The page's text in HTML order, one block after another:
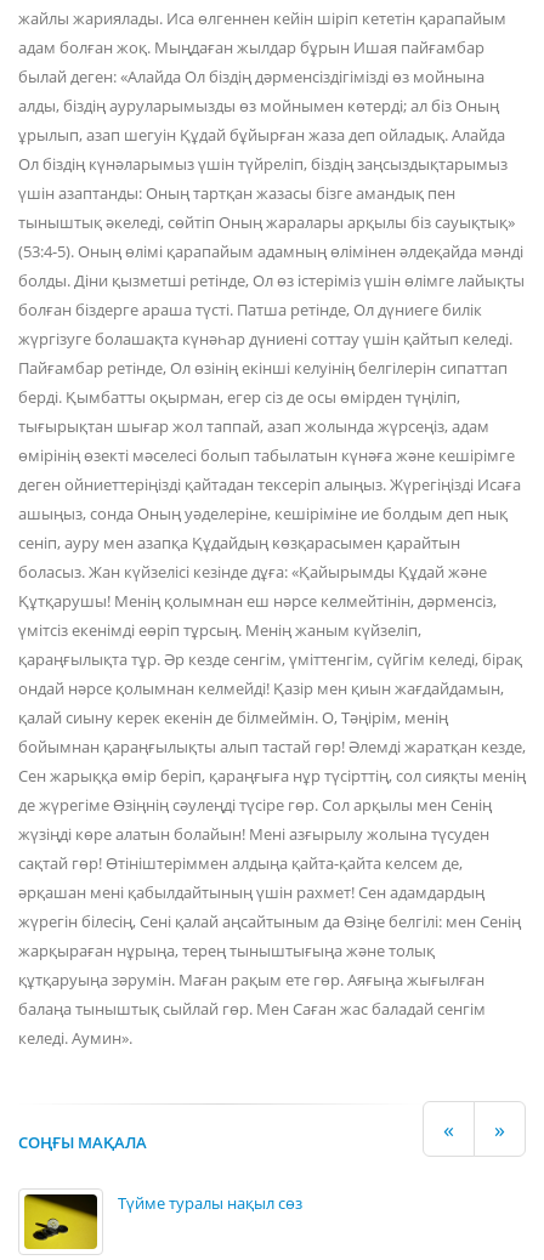
« »
СОҢҒЫ МАҚАЛА
Түйме туралы нақыл сөз